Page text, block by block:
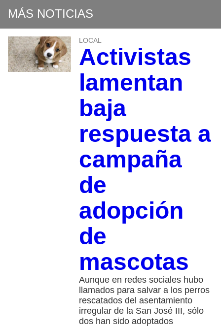
MÁS NOTICIAS
LOCAL
Activistas
lamentan
baja
respuesta a
campaña
de
adopción
de
mascotas
Aunque en redes sociales hubo
llamados para salvar a los perros
rescatados del asentamiento
irregular de la San José III, sólo
dos han sido adoptados